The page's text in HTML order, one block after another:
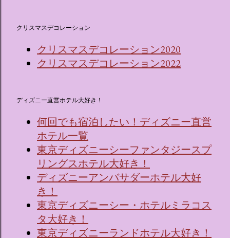
クリスマスデコレーション
クリスマスデコレーション2020
クリスマスデコレーション2022
ディズニー直営ホテル大好き！
何回でも宿泊したい！ディズニー直営
ホテル一覧
東京ディズニーシーファンタジースプ
リングスホテル大好き！
ディズニーアンバサダーホテル大好
き！
東京ディズニーシー・ホテルミラコス
タ大好き！
東京ディズニーランドホテル大好き！